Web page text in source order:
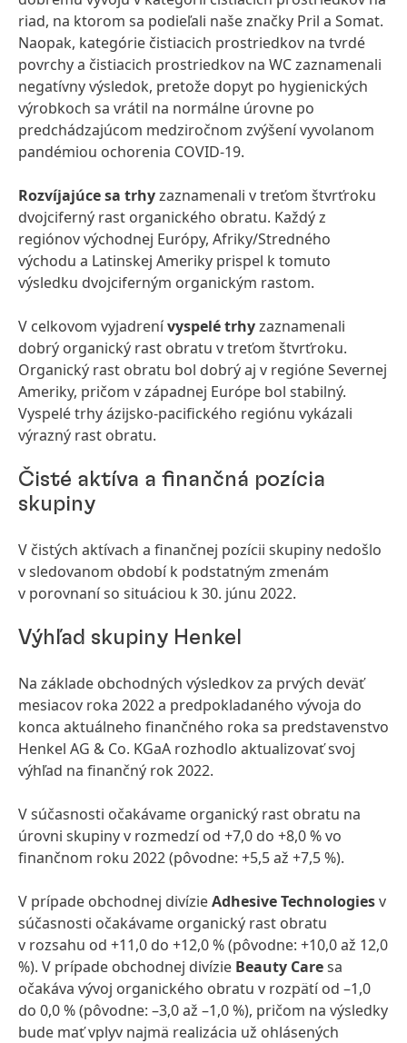
riad, na ktorom sa podieľali naše značky Pril a Somat.
Naopak, kategórie čistiacich prostriedkov na tvrdé
povrchy a čistiacich prostriedkov na WC zaznamenali
negatívny výsledok, pretože dopyt po hygienických
výrobkoch sa vrátil na normálne úrovne po
predchádzajúcom medziročnom zvýšení vyvolanom
pandémiou ochorenia COVID-19.
Rozvíjajúce sa trhyzaznamenali v treťom štvrťroku
dvojciferný rast organického obratu. Každý z
regiónov východnej Európy, Afriky/Stredného
východu a Latinskej Ameriky prispel k tomuto
výsledku dvojciferným organickým rastom.
V celkovom vyjadrenívyspelé trhyzaznamenali
dobrý organický rast obratu v treťom štvrťroku.
Organický rast obratu bol dobrý aj v regióne Severnej
Ameriky, pričom v západnej Európe bol stabilný.
Vyspelé trhy ázijsko-pacifického regiónu vykázali
výrazný rast obratu.
Čisté aktíva a finančná pozícia
skupiny
V čistých aktívach a finančnej pozícii skupiny nedošlo
v sledovanom období k podstatným zmenám
v porovnaní so situáciou k 30. júnu 2022.
Výhľad skupiny Henkel
Na základe obchodných výsledkov za prvých deväť
mesiacov roka 2022 a predpokladaného vývoja do
konca aktuálneho finančného roka sa predstavenstvo
Henkel AG & Co. KGaA rozhodlo aktualizovať svoj
výhľad na finančný rok 2022.
V súčasnosti očakávame organický rast obratu na
úrovni skupiny v rozmedzí od +7,0 do +8,0 % vo
finančnom roku 2022(pôvodne: +5,5 až +7,5 %).
V prípade obchodnej divízieAdhesive Technologiesv
súčasnosti očakávame organický rast obratu
v rozsahu od +11,0 do +12,0 % (pôvodne: +10,0 až 12,0
%). V prípade obchodnej divízie Beauty Caresa
očakáva vývoj organického obratu v rozpätí od –1,0
do 0,0 % (pôvodne: –3,0 až –1,0 %), pričom na výsledky
bude mať vplyv najmä realizácia už ohlásených